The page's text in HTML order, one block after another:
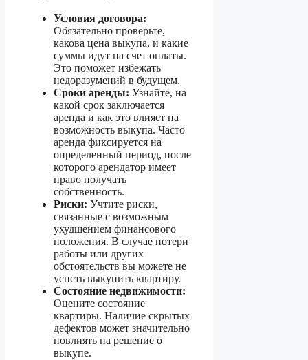
Условия договора:
Обязательно проверьте,
какова цена выкупа, и какие
суммы идут на счет оплаты.
Это поможет избежать
недоразумений в будущем.
Сроки аренды: Узнайте, на
какой срок заключается
аренда и как это влияет на
возможность выкупа. Часто
аренда фиксируется на
определенный период, после
которого арендатор имеет
право получать
собственность.
Риски: Учтите риски,
связанные с возможным
ухудшением финансового
положения. В случае потери
работы или других
обстоятельств вы можете не
успеть выкупить квартиру.
Состояние недвижимости:
Оцените состояние
квартиры. Наличие скрытых
дефектов может значительно
повлиять на решение о
выкупе.